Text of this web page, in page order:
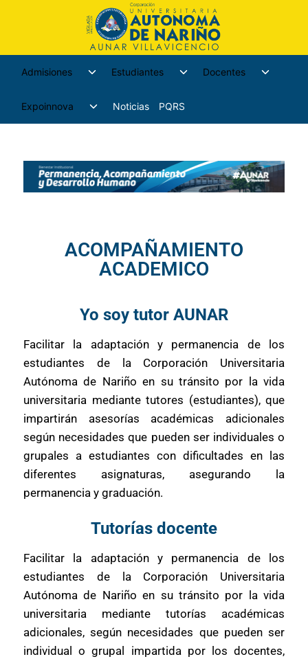
Admisiones Estudiantes Docentes
Expoinnova Noticias PQRS
ACOMPAÑAMIENTO
ACADEMICO
Yo soy tutor AUNAR
Facilitar la adaptación y permanencia de los
estudiantes de la Corporación Universitaria
Autónoma de Nariño en su tránsito por la vida
universitaria mediante tutores (estudiantes), que
impartirán asesorías académicas adicionales
según necesidades que pueden ser individuales o
grupales a estudiantes con dificultades en las
diferentes asignaturas, asegurando la
permanencia y graduación.
Tutorías docente
Facilitar la adaptación y permanencia de los
estudiantes de la Corporación Universitaria
Autónoma de Nariño en su tránsito por la vida
universitaria mediante tutorías académicas
adicionales, según necesidades que pueden ser
individual o grupal impartida por los docentes,